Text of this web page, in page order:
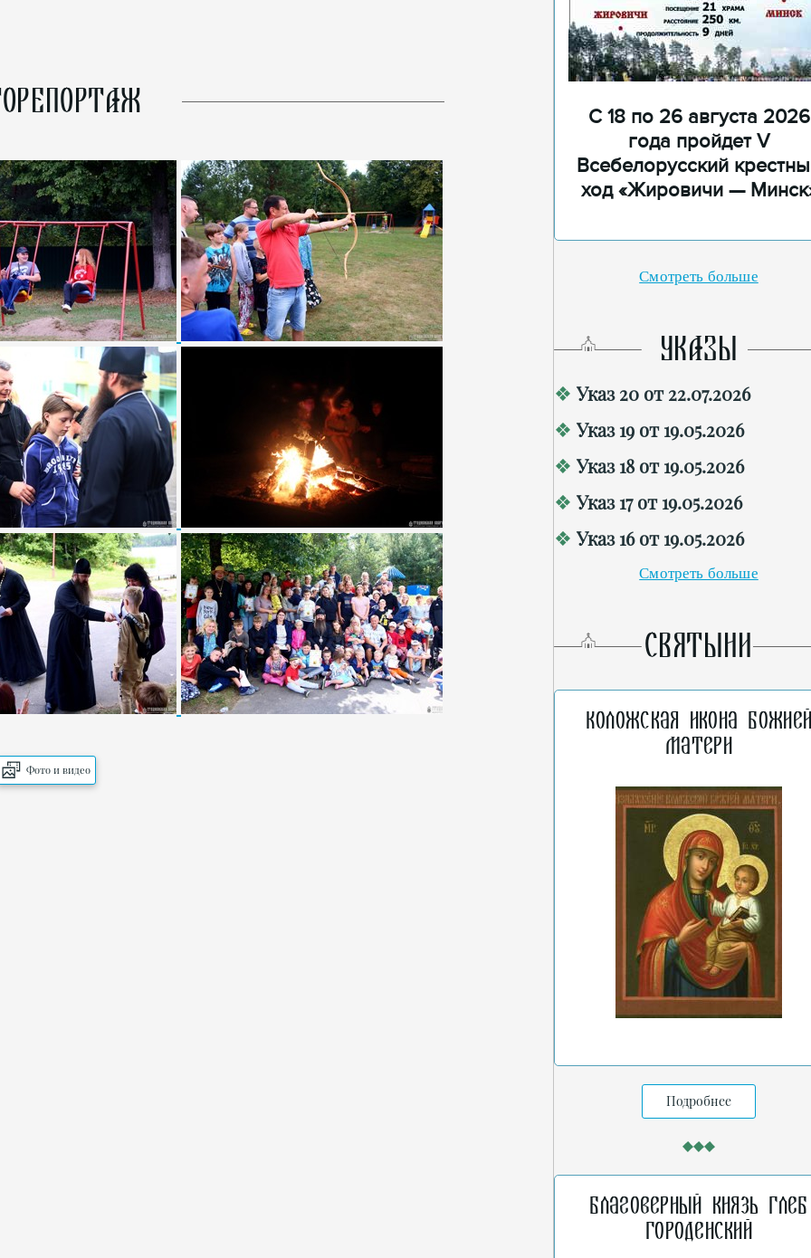
Фото и видео
С 18 по 26 августа 2026
года пройдет V
Всебелорусский
ход «Жировичи —
Смотреть больше
УКАЗЫ
Указ 20 от 22.07.2026
Указ 19 от 19.05.2026
Указ 18 от 19.05.2026
Указ 17 от 19.05.2026
Указ 16 от 19.05.2026
Смотреть больше
СВЯТЫНИ
Коложская икона
Матери
Подробнее
Благоверный князь Глеб
Городенский